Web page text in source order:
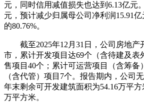
元，同时信用减值损失也达到6.13亿元
元，预计减少归属母公司净利润15.91
的80.76%。
截至2025年12月31日，公司房地产
市，累计开发项目达69个（含待建及表
售项目40个；累计可运营项目（含筹备
（含代管）项目7个。报告期内，公司
年末剩余可开发建筑面积为54.16万平
万平方米。